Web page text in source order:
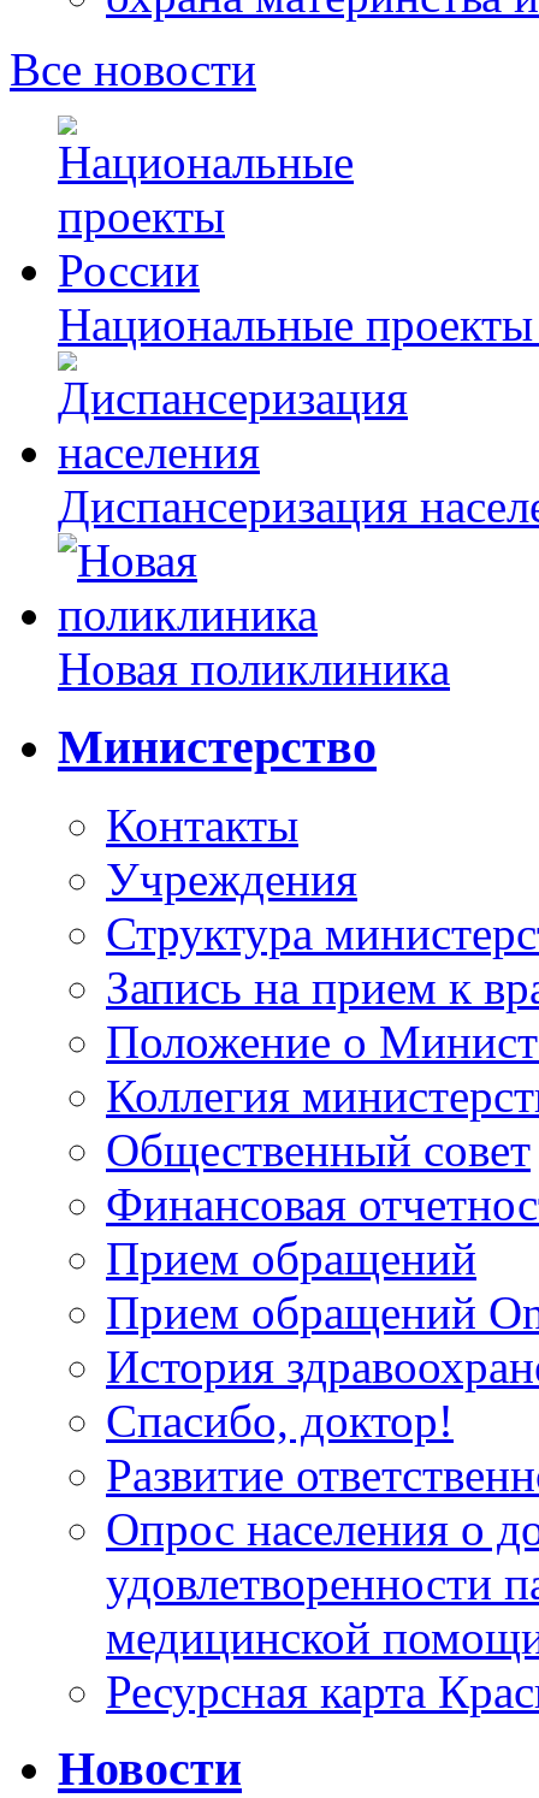
Все новости
Национальные
Диспансеризация
Новая поликлиника
Министерство
Контакты
Учреждения
Структура
Запись на прием к
Положение о
Коллегия
Общественный совет
Финансовая
Прием обращений
Прием обращений
История
Спасибо, доктор!
Развитие
Опрос населения о
удовлетворенности
медицинской
Ресурсная карта
Новости